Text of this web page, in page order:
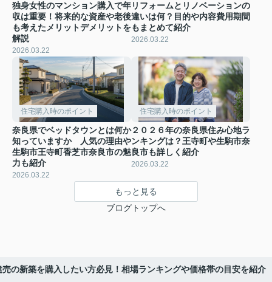
独身女性のマンション購入で年
収は重要！将来的な資産や老後
も考えたメリットデメリットを
解説
2026.03.22
リフォームとリノベーションの
違いは何？目的や内容費用期間
もまとめて紹介
2026.03.22
住宅購入時のポイント
奈良県でベッドタウンとは何か
知っていますか 人気の理由や
生駒市王寺町香芝市奈良市の魅
力も紹介
2026.03.22
住宅購入時のポイント
２０２６年の奈良県住み心地ラ
ンキングは？王寺町や生駒市奈
良市も詳しく紹介
2026.03.22
もっと見る
ブログトップへ
売の新築を購入したい方必見！相場ランキングや価格帯の目安を紹介